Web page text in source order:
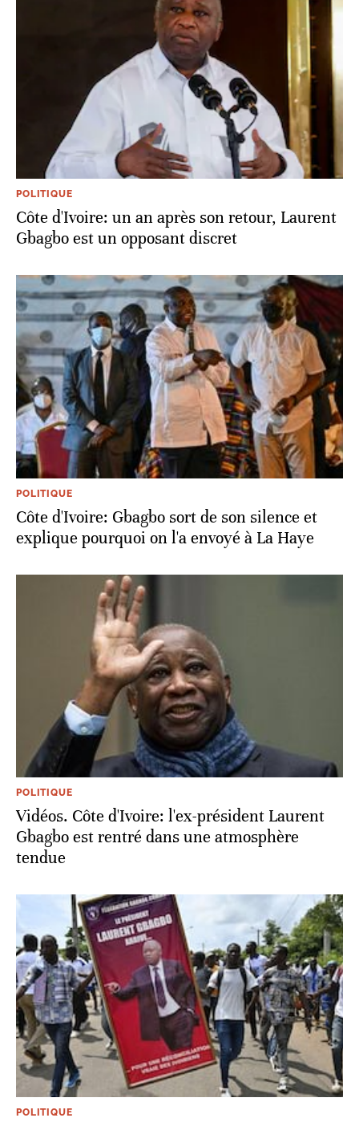
POLITIQUE
Côte d'Ivoire: un an après son retour, Laurent
Gbagbo est un opposant discret
POLITIQUE
Côte d'Ivoire: Gbagbo sort de son silence et
explique pourquoi on l'a envoyé à La Haye
POLITIQUE
Vidéos. Côte d'Ivoire: l'ex-président Laurent
Gbagbo est rentré dans une atmosphère
tendue
POLITIQUE